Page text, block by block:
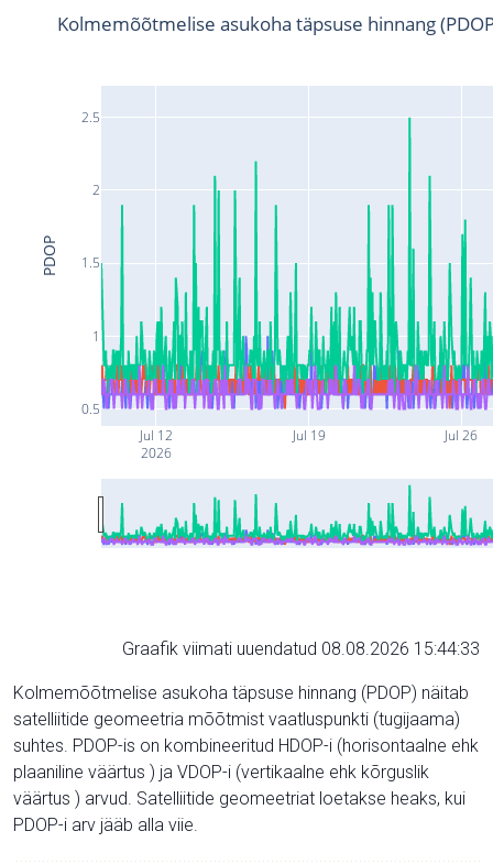
Jul 12
2026
Jul 19 Jul 26
0.5
1
1.5
2
2.5
Kolmemõõtmelise asukoha täpsuse hinnang
PDOP
Graafik viimati uuendatud 08.08.2026 15:44:33
Kolmemõõtmelise asukoha täpsuse hinnang (PDOP) näitab
satelliitide geomeetria mõõtmist vaatluspunkti (tugijaama)
suhtes. PDOP-is on kombineeritud HDOP-i (horisontaalne ehk
plaaniline väärtus ) ja VDOP-i (vertikaalne ehk kõrguslik
väärtus ) arvud. Satelliitide geomeetriat loetakse heaks, kui
PDOP-i arv jääb alla viie.